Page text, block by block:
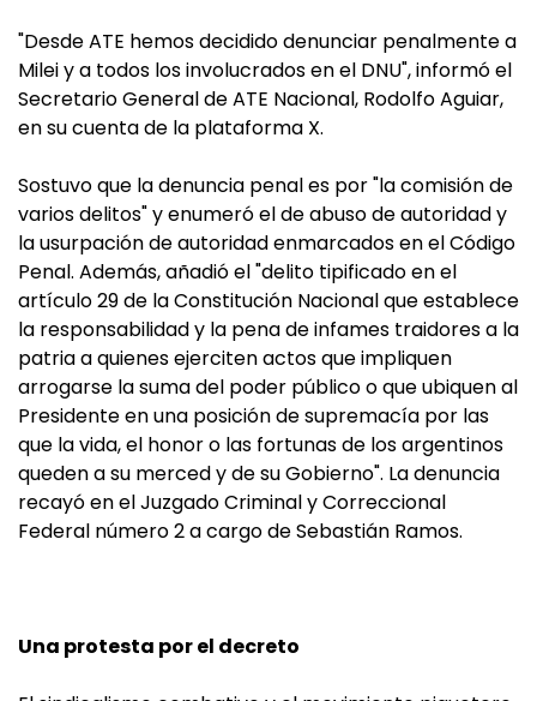
"Desde ATE hemos decidido denunciar penalmente a
Milei y a todos los involucrados en el DNU", informó el
Secretario General de ATE Nacional, Rodolfo Aguiar,
en su cuenta de la plataforma X.
Sostuvo que la denuncia penal es por "la comisión de
varios delitos" y enumeró el de abuso de autoridad y
la usurpación de autoridad enmarcados en el Código
Penal. Además, añadió el "delito tipificado en el
artículo 29 de la Constitución Nacional que establece
la responsabilidad y la pena de infames traidores a la
patria a quienes ejerciten actos que impliquen
arrogarse la suma del poder público o que ubiquen al
Presidente en una posición de supremacía por las
que la vida, el honor o las fortunas de los argentinos
queden a su merced y de su Gobierno". La denuncia
recayó en el Juzgado Criminal y Correccional
Federal número 2 a cargo de Sebastián Ramos.
Una protesta por el decreto